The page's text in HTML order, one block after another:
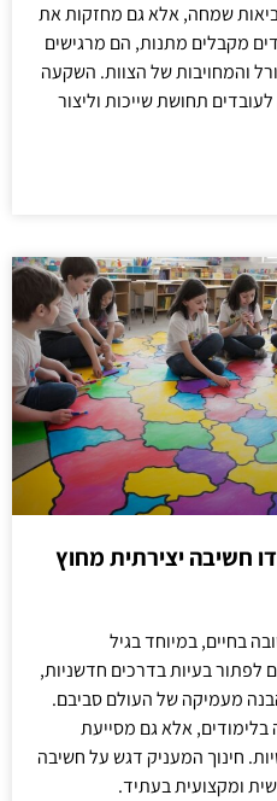
שמחה, אלא גם מחזקות את
מקבלים מתנות, הם מרגישים
והמחויבות של הצוות. השקעה
תחושת שייכות וליצור
חשיבה יצירתית מחוץ
בחיים, במיוחד בגיל
בעיות בדרכים חדשניות,
מעמיקה של העולם סביבם.
אלא גם מסייעת
חינוך המעניק דגש על חשיבה
ומקצועית בעתיד.